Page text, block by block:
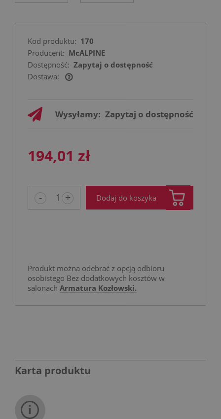
Kod produktu: 170
Producent: McALPINE
Dostępność: Zapytaj o dostępność
Dostawa:
Cena nie zawiera ewentualnych kosztów
Wysyłamy: Zapytaj o dostępność
194,01 zł
- + Dodaj do koszyka
Produkt można odebrać z opcją odbioru
osobistego Bez dodatkowych kosztów w
salonach Armatura Kozłowski.
Karta produktu